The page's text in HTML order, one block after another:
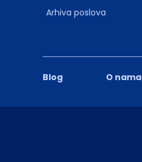
Blog O nama
Arhiva poslova